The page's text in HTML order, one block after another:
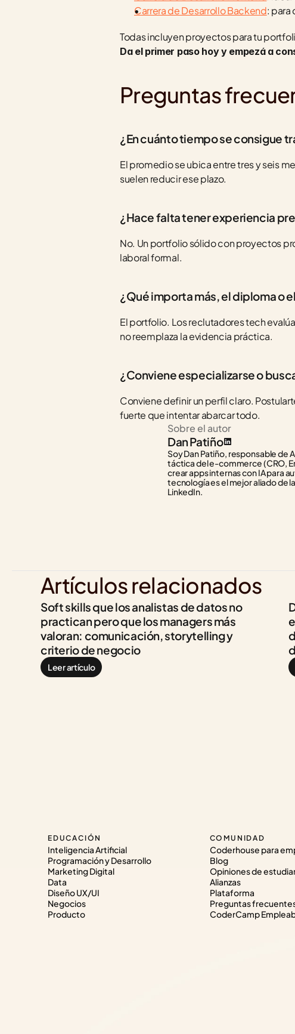
Carrera de Desarrollo Backend: para
Da el primer paso hoy y empezá a
Preguntas
¿En cuánto tiempo se consigue
El promedio se ubica entre tres y seis
suelen reducir ese plazo.
¿Hace falta tener experiencia
No. Un portfolio sólido con proyectos
laboral formal.
¿Qué importa más, el diploma o
El portfolio. Los reclutadores tech
no reemplaza la evidencia práctica.
¿Conviene especializarse o
Conviene definir un perfil claro.
fuerte que intentar abarcar todo.
Sobre el autor
Dan Patiño
Soy Dan Patiño, responsable de
táctica del e-commerce (CRO,
crear apps internas con IA para
tecnología es el mejor aliado de
LinkedIn.
Artículos relacionados
Soft skills que los analistas de datos no
practican pero que los managers más
valoran: comunicación, storytelling y
criterio de negocio
Leer artículo
EDUCACIÓN
Inteligencia Artificial
Programación y Desarrollo
Marketing Digital
Data
Diseño UX/UI
Negocios
Producto
COMUNIDAD
Coderhouse para
Blog
Opiniones de
Alianzas
Plataforma
Preguntas
CoderCamp